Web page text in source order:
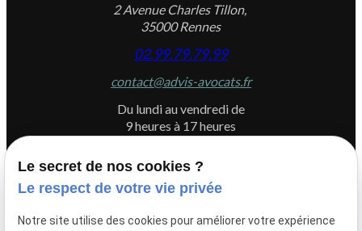
2 Avenue Charles Tillon,
35000 Rennes
02.99.79.79.99
contact@advis-avocats.fr
Du lundi au vendredi de
9 heures à 17 heures
Newletter
Le secret de nos cookies ?
Le respect de votre vie privée
Notre site utilise des cookies pour améliorer votre expérience